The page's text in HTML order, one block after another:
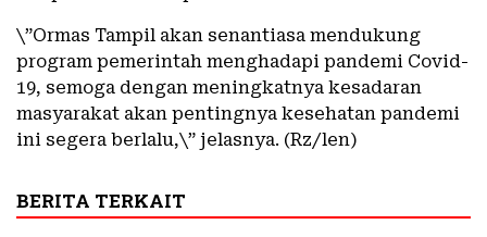
\”Ormas Tampil akan senantiasa mendukung
program pemerintah menghadapi pandemi Covid-
19, semoga dengan meningkatnya kesadaran
masyarakat akan pentingnya kesehatan pandemi
ini segera berlalu,\” jelasnya. (Rz/len)
BERITA TERKAIT